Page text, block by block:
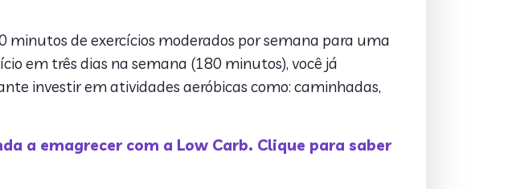
de exercícios moderados por semana para uma
em três dias na semana (180 minutos), você já
investir em atividades aeróbicas como: caminhadas,
a emagrecer com a Low Carb. Clique para saber